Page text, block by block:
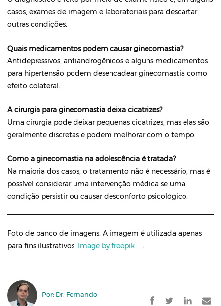
casos, exames de imagem e laboratoriais para descartar
outras condições.
Quais medicamentos podem causar ginecomastia?
Antidepressivos, antiandrogênicos e alguns medicamentos
para hipertensão podem desencadear ginecomastia como
efeito colateral.
A cirurgia para ginecomastia deixa cicatrizes?
Uma cirurgia pode deixar pequenas cicatrizes, mas elas são
geralmente discretas e podem melhorar com o tempo.
Como a ginecomastia na adolescência é tratada?
Na maioria dos casos, o tratamento não é necessário, mas é
possível considerar uma intervenção médica se uma
condição persistir ou causar desconforto psicológico.
Foto de banco de imagens. A imagem é utilizada apenas
para fins ilustrativos. Image by freepik .
Por: Dr. Fernando